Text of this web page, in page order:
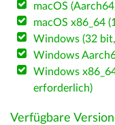
macOS
macOS x86_64
Windows (32
Windows
Windows
erforderlich)
Verfügbare